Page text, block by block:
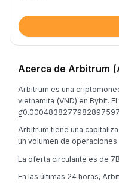
Acerca de Arbitrum
Arbitrum es una
vietnamita (VND) en Bybit.
₫0.0004838277982897597
Arbitrum tiene una
un volumen de
La oferta circulante es de
En las últimas 24 horas,